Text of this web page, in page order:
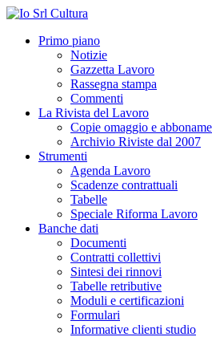
Primo piano
Notizie
Gazzetta Lavoro
Rassegna stampa
Commenti
La Rivista del Lavoro
Copie omaggio e
Archivio Riviste dal 2007
Strumenti
Agenda Lavoro
Scadenze contrattuali
Tabelle
Speciale Riforma Lavoro
Banche dati
Documenti
Contratti collettivi
Sintesi dei rinnovi
Tabelle retributive
Moduli e certificazioni
Formulari
Informative clienti studio